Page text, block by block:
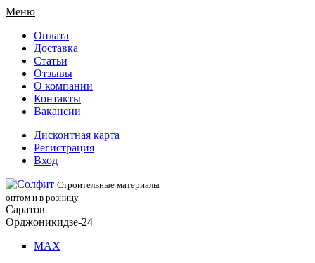
Меню
Оплата
Доставка
Статьи
Отзывы
О компании
Контакты
Вакансии
Дисконтная карта
Регистрация
Вход
Строительные материалы
оптом и в розницу
Саратов
Орджоникидзе-24
МАХ